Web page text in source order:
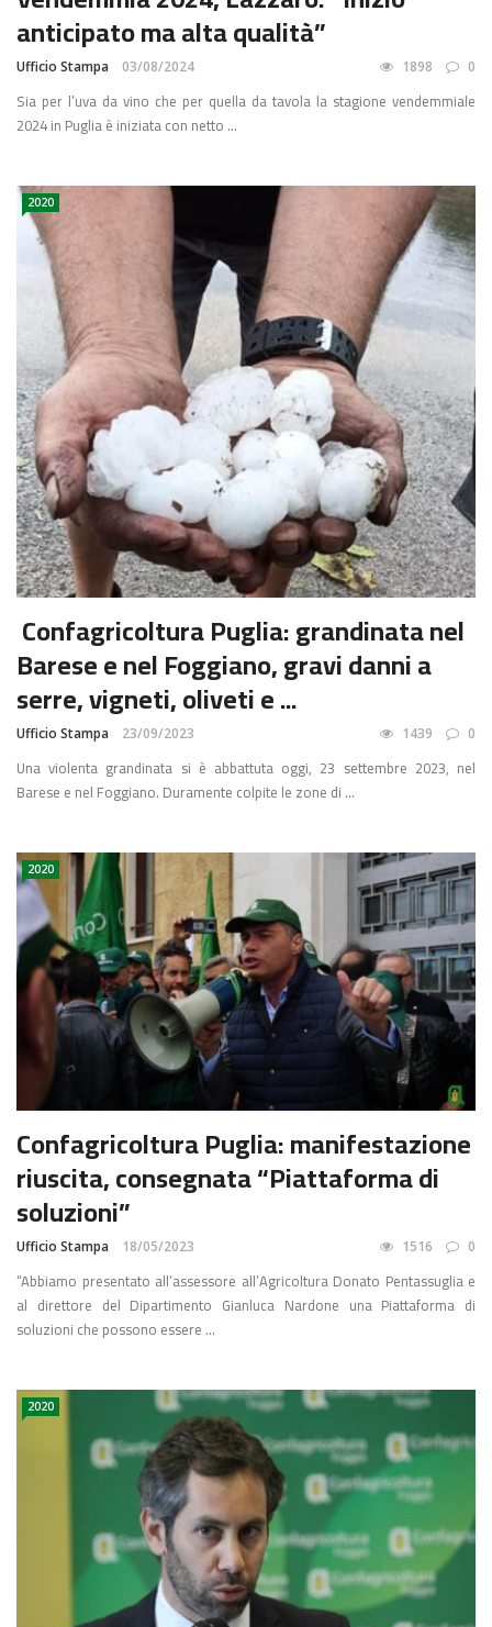
anticipato ma alta qualità”
Ufficio Stampa 03/08/2024 1898 0
Sia per l’uva da vino che per quella da tavola la stagione vendemmiale
2024 in Puglia è iniziata con netto ...
2020
Confagricoltura Puglia: grandinata nel
Barese e nel Foggiano, gravi danni a
serre, vigneti, oliveti e ...
Ufficio Stampa 23/09/2023 1439 0
Una violenta grandinata si è abbattuta oggi, 23 settembre 2023, nel
Barese e nel Foggiano. Duramente colpite le zone di ...
2020
Confagricoltura Puglia: manifestazione
riuscita, consegnata “Piattaforma di
soluzioni”
Ufficio Stampa 18/05/2023 1516 0
“Abbiamo presentato all’assessore all’Agricoltura Donato Pentassuglia e
al direttore del Dipartimento Gianluca Nardone una Piattaforma di
soluzioni che possono essere ...
2020